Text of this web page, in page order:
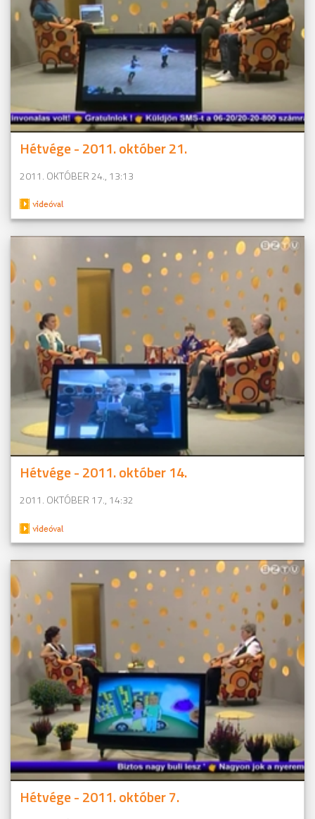
Hétvége - 2011. október 21.
2011. OKTÓBER 24., 13:13
Hétvége - 2011. október 14.
2011. OKTÓBER 17., 14:32
Hétvége - 2011. október 7.